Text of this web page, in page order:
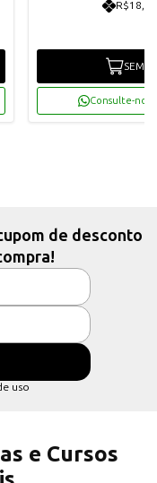
SEM
Consulte-nos
de desconto
uso
e Cursos